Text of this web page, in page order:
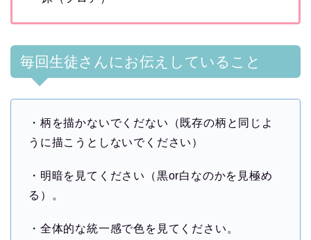
毎回生徒さんにお伝えしていること
・柄を描かないでくだない（既存の柄と同じよ
うに描こうとしないでください）
・明暗を見てください（黒or白なのかを見極め
る）。
・全体的な統一感で色を見てください。